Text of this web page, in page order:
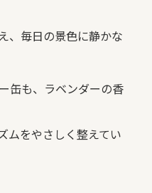
、毎日の景色に静かな
缶も、ラベンダーの香
ムをやさしく整えてい